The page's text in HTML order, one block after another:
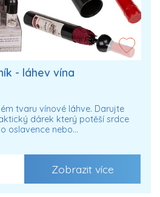
- láhev vína
tvaru vínové láhve. Darujte
dárek který potěší srdce
oslavence nebo…
Zobrazit více